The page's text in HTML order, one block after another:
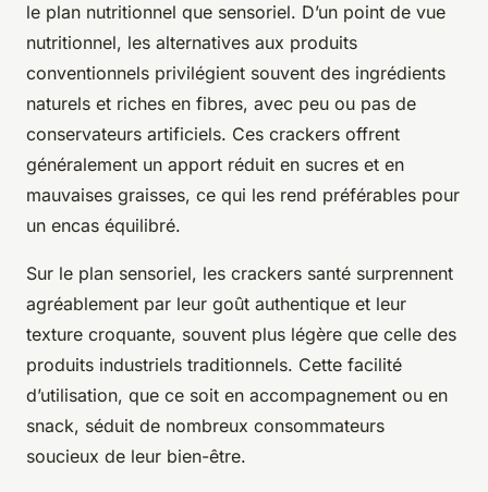
le plan nutritionnel que sensoriel. D’un point de vue
nutritionnel, les alternatives aux produits
conventionnels privilégient souvent des ingrédients
naturels et riches en fibres, avec peu ou pas de
conservateurs artificiels. Ces crackers offrent
généralement un apport réduit en sucres et en
mauvaises graisses, ce qui les rend préférables pour
un encas équilibré.
Sur le plan sensoriel, les crackers santé surprennent
agréablement par leur goût authentique et leur
texture croquante, souvent plus légère que celle des
produits industriels traditionnels. Cette facilité
d’utilisation, que ce soit en accompagnement ou en
snack, séduit de nombreux consommateurs
soucieux de leur bien-être.